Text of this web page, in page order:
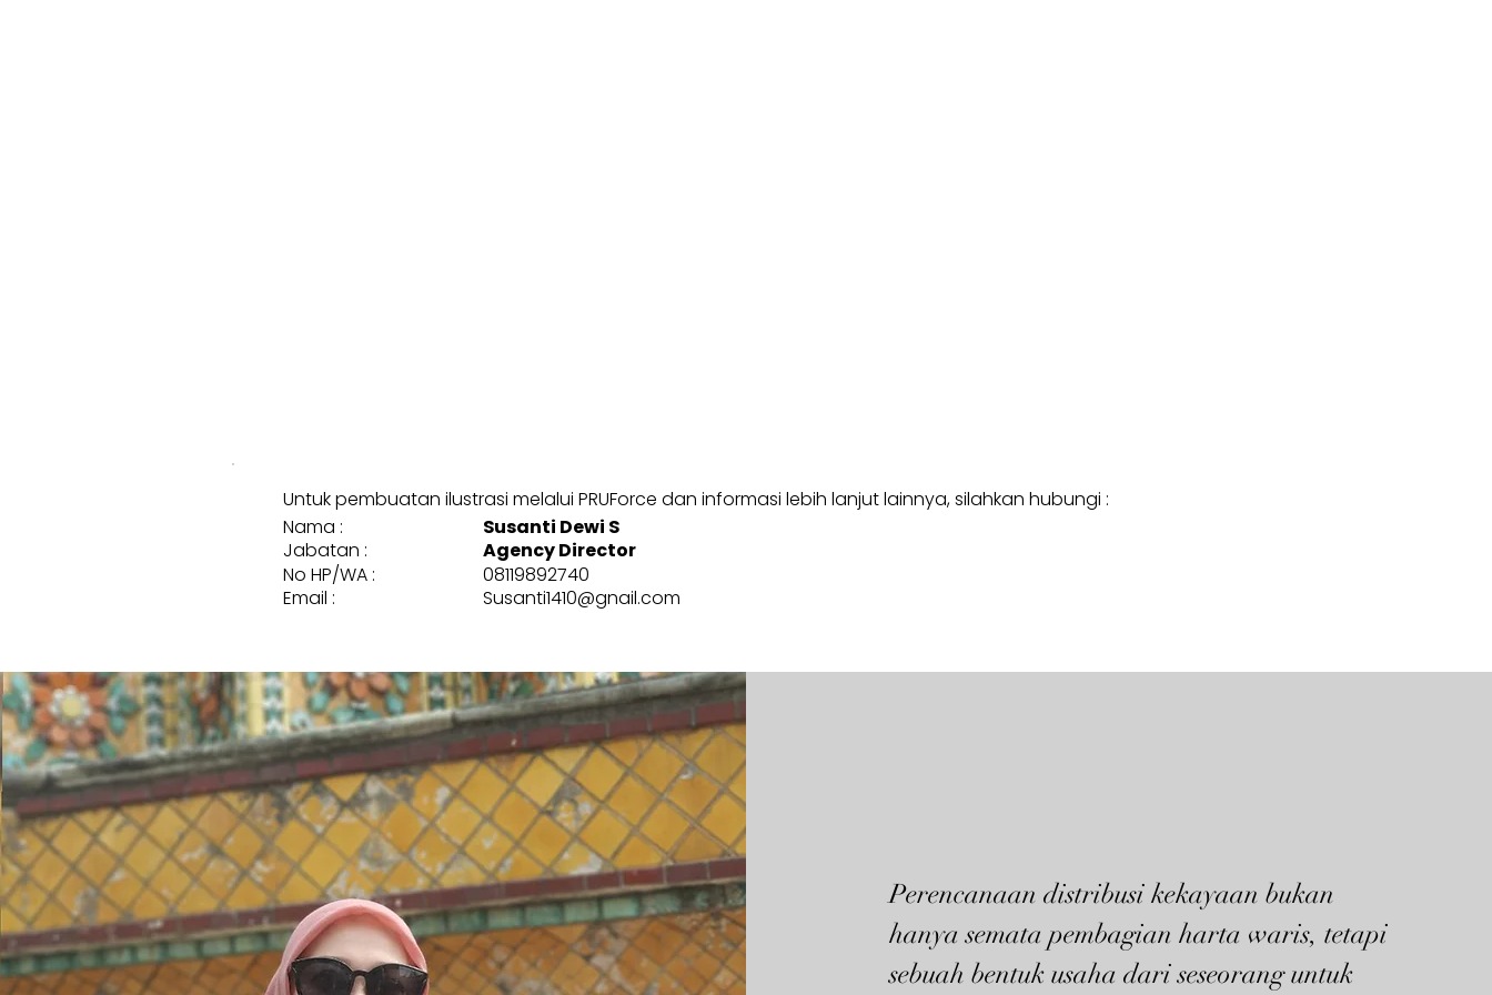
Untuk pembuatan ilustrasi melalui PRUForce dan informasi lebih lanjut lainnya, silahkan hubungi :
Nama :
Susanti Dewi S
Jabatan :
Agency Director
No HP/WA :
08119892740
Email :
Susanti1410@gnail.com
Perencanaan distribusi kekayaan bukan
hanya semata pembagian harta waris, tetapi
sebuah bentuk usaha dari seseorang untuk